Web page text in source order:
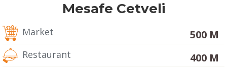
Mesafe Cetveli
Market 500 M
Restaurant 400 M